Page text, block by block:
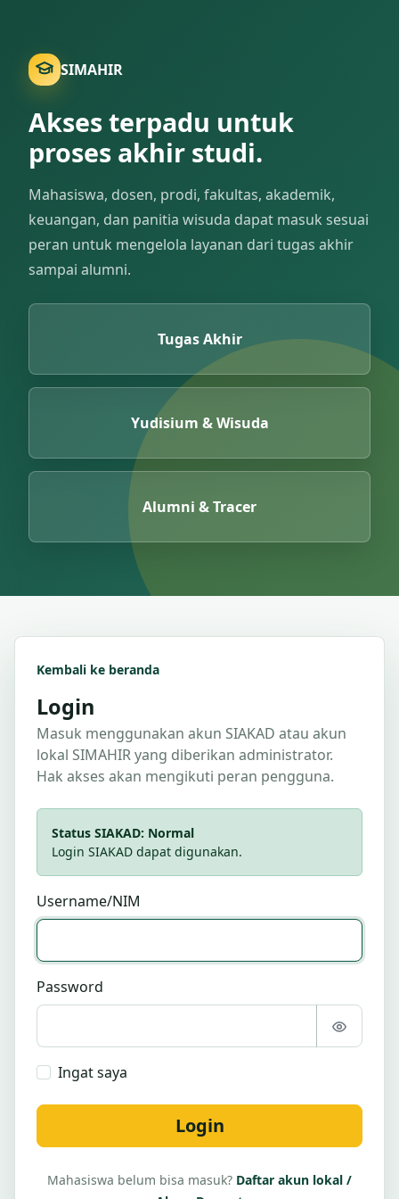
SIMAHIR
Akses terpadu untuk
proses akhir studi.
Mahasiswa, dosen, prodi, fakultas, akademik,
keuangan, dan panitia wisuda dapat masuk sesuai
peran untuk mengelola layanan dari tugas akhir
sampai alumni.
Tugas Akhir
Yudisium & Wisuda
Alumni & Tracer
Kembali ke beranda
Login
Masuk menggunakan akun SIAKAD atau akun
lokal SIMAHIR yang diberikan administrator.
Hak akses akan mengikuti peran pengguna.
Status SIAKAD: Normal
Login SIAKAD dapat digunakan.
Username/NIM
Password
Ingat saya
Login
Mahasiswa belum bisa masuk? Daftar akun lokal /